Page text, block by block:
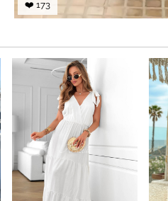
❤️ 173